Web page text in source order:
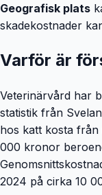
Geografisk plats
skadekostnader
Varför är
Veterinärvård har
statistik från
hos katt kosta
000 kronor
2024 på cirka 10